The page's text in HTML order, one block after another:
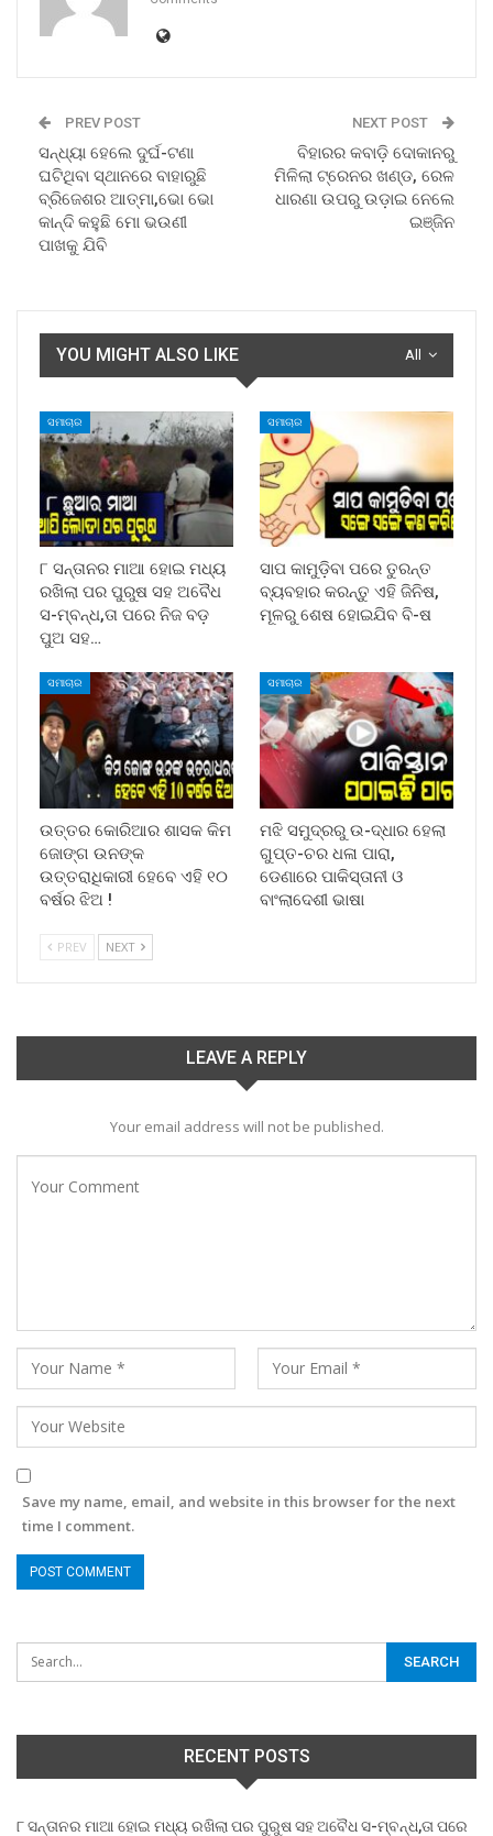
PREV POST
ସନ୍ଧ୍ୟା ହେଲେ ଦୁର୍ଘ-ଟଣା
ଘଟିଥିବା ସ୍ଥାନରେ ବାହାରୁଛି
ବ୍ରିଜେଶର ଆତ୍ମା,ଭୋ ଭୋ
କାନ୍ଦି କହୁଛି ମୋ ଭଉଣୀ
ପାଖକୁ ଯିବି
NEXT POST
ବିହାରର କବାଡ଼ି ଦୋକାନରୁ
ମିଳିଲା ଟ୍ରେନର ଖଣ୍ଡ, ରେଳ
ଧାରଣା ଉପରୁ ଉଡ଼ାଇ ନେଲେ
ଇଞ୍ଜିନ
All
YOU MIGHT ALSO LIKE
ସମାଚାର
୮ ସନ୍ତାନର ମାଆ ହୋଇ ମଧ୍ୟ
ରଖିଲା ପର ପୁରୁଷ ସହ ଅବୈଧ
ସ-ମ୍ବନ୍ଧ,ତା ପରେ ନିଜ ବଡ଼
ପୁଅ ସହ…
ସମାଚାର
ସାପ କାମୁଡ଼ିବା ପରେ ତୁରନ୍ତ
ବ୍ୟବହାର କରନ୍ତୁ ଏହି ଜିନିଷ,
ମୂଳରୁ ଶେଷ ହୋଇଯିବ ବି-ଷ
ସମାଚାର
ଉତ୍ତର କୋରିଆର ଶାସକ କିମ
ଜୋଙ୍ଗ ଉନଙ୍କ
ଉତ୍ତରାଧିକାରୀ ହେବେ ଏହି ୧୦
ବର୍ଷର ଝିଅ !
ସମାଚାର
ମଝି ସମୁଦ୍ରରୁ ଉ-ଦ୍ଧାର ହେଲା
ଗୁପ୍ତ-ଚର ଧଳା ପାରା,
ଡେଣାରେ ପାକିସ୍ତାନୀ ଓ
ବାଂଲାଦେଶୀ ଭାଷା
PREV NEXT
LEAVE A REPLY
Your email address will not be published.
Save my name, email, and website in this browser for the next
time I comment.
RECENT POSTS
୮ ସନ୍ତାନର ମାଆ ହୋଇ ମଧ୍ୟ ରଖିଲା ପର ପୁରୁଷ ସହ ଅବୈଧ ସ-ମ୍ବନ୍ଧ,ତା ପରେ